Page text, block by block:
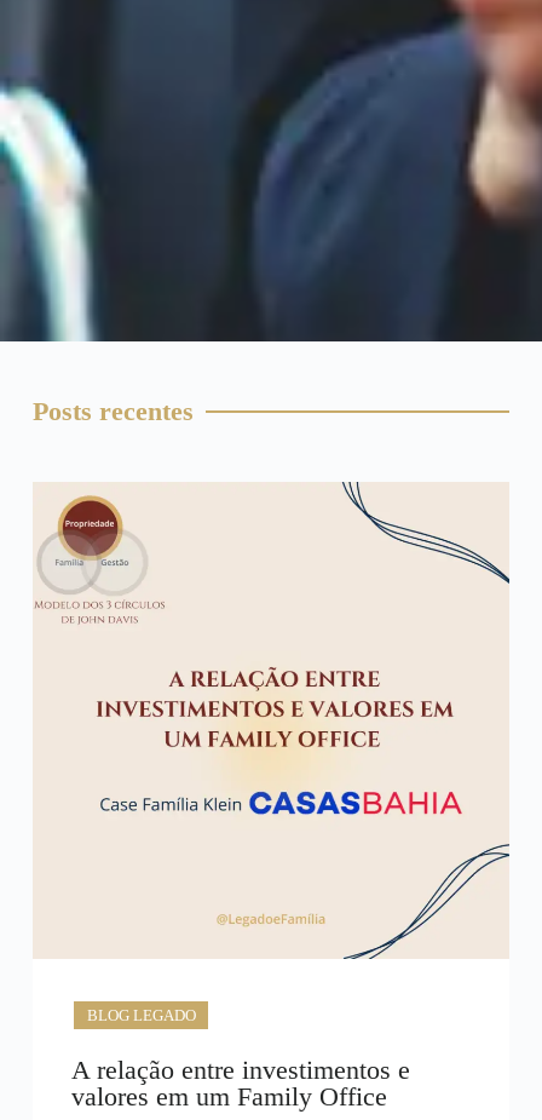
Posts recentes
BLOG LEGADO
A relação entre investimentos e
valores em um Family Office